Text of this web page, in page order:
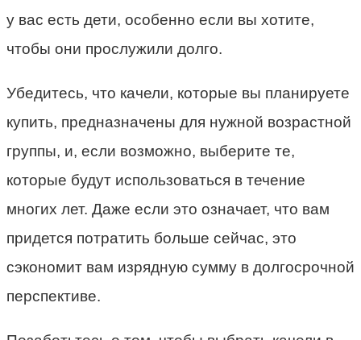
у вас есть дети, особенно если вы хотите,
чтобы они прослужили долго.
Убедитесь, что качели, которые вы планируете
купить, предназначены для нужной возрастной
группы, и, если возможно, выберите те,
которые будут использоваться в течение
многих лет. Даже если это означает, что вам
придется потратить больше сейчас, это
сэкономит вам изрядную сумму в долгосрочной
перспективе.